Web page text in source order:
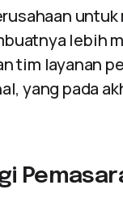
lebih
tim layanan
yang pada